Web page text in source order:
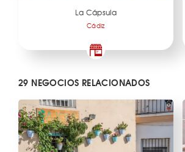
La Cápsula
Cádiz
29 NEGOCIOS RELACIONADOS